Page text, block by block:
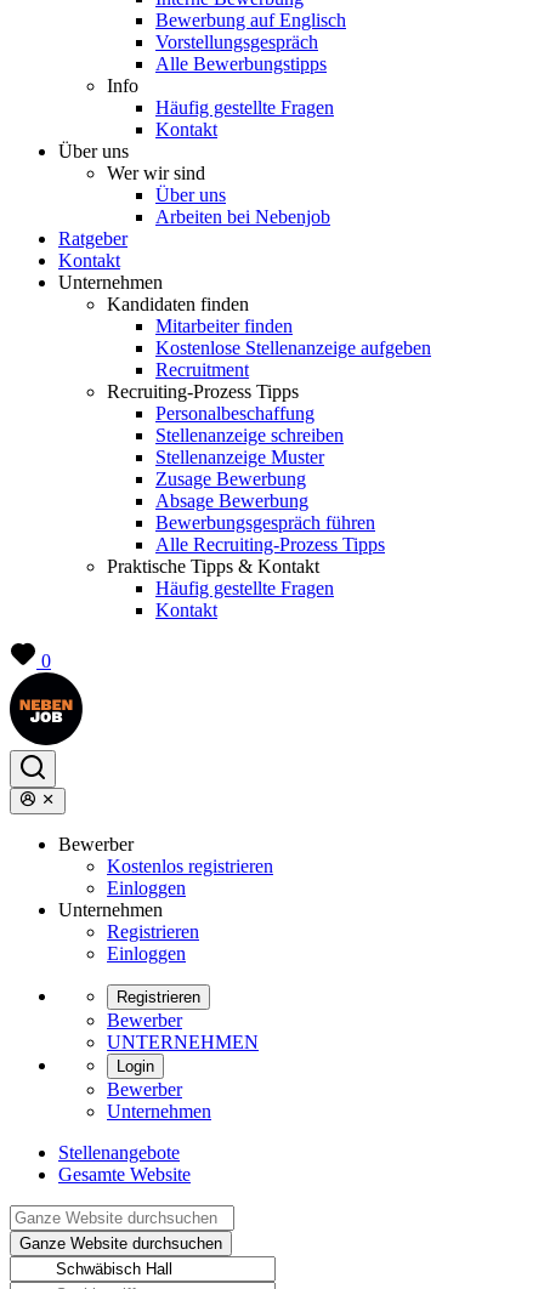
Bewerbung auf Englisch
Vorstellungsgespräch
Alle Bewerbungstipps
Info
Häufig gestellte Fragen
Kontakt
Über uns
Wer wir sind
Über uns
Arbeiten bei Nebenjob
Ratgeber
Kontakt
Unternehmen
Kandidaten finden
Mitarbeiter finden
Kostenlose Stellenanzeige aufgeben
Recruitment
Recruiting-Prozess Tipps
Personalbeschaffung
Stellenanzeige schreiben
Stellenanzeige Muster
Zusage Bewerbung
Absage Bewerbung
Bewerbungsgespräch führen
Alle Recruiting-Prozess Tipps
Praktische Tipps & Kontakt
Häufig gestellte Fragen
Kontakt
0
Bewerber
Kostenlos registrieren
Einloggen
Unternehmen
Registrieren
Einloggen
Registrieren
Bewerber
UNTERNEHMEN
Login
Bewerber
Unternehmen
Stellenangebote
Gesamte Website